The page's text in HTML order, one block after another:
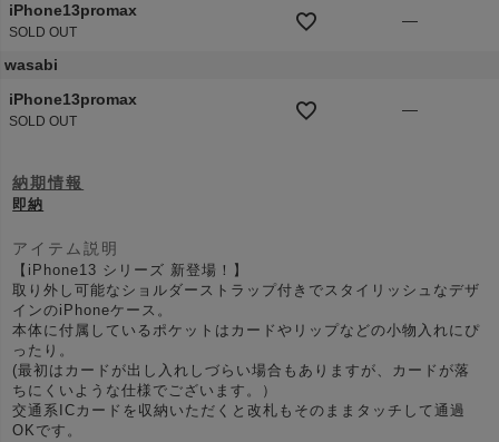
iPhone13promax
SOLD OUT
—
wasabi
iPhone13promax
SOLD OUT
—
納期情報
即納
アイテム説明
【iPhone13 シリーズ 新登場！】
取り外し可能なショルダーストラップ付きでスタイリッシュなデザ
インのiPhoneケース。
本体に付属しているポケットはカードやリップなどの小物入れにぴ
ったり。
(最初はカードが出し入れしづらい場合もありますが、カードが落
ちにくいような仕様でございます。）
交通系ICカードを収納いただくと改札もそのままタッチして通過
OKです。